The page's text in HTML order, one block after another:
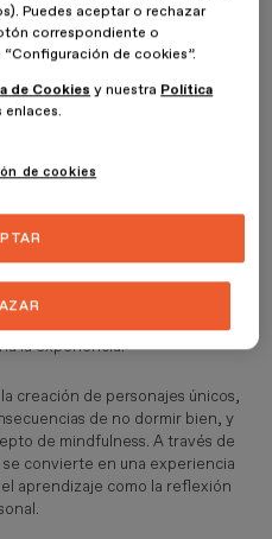
delMáster enIlustración y
su proyecto, Wellbeing
diseñado para acercar a las
el bienestar físico, mental y
e interactiva, utilizando
que facilitan el aprendizaje.
de contenidos de desarrollo
EnWellbeing, los usuarios
en secciones breves y
la experiencia.
creación de personajes únicos,
de no dormir bien, y
de mindfulness. A través de
convierte en una experiencia
aprendizaje como la reflexión
Puedes aceptar o rechazar
correspondiente o
de cookies”.
de Cookies y nuestra Política
enlaces.
de cookies